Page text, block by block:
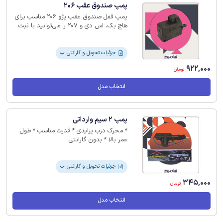
پمپ صندوق عقب 206
پمپ قفل صندوق عقب پژو 206 مناسب برای
هاچ بک، اس دی و 207 را می‌توانید با ثبت
جزئیات تحویل و گارانتی ❯
922,000 تومان
انتخاب مدل
پمپ 2 سیم وارداتی
* محرک درب پرایدی * قدرت مناسب * طول
عمر بالا * بدون گارانتی
جزئیات تحویل و گارانتی ❯
345,000 تومان
انتخاب مدل